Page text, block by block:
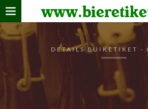
Home
verzamelen
De bierkaart
Bezoekers
DETAILS BUIKETIKET -